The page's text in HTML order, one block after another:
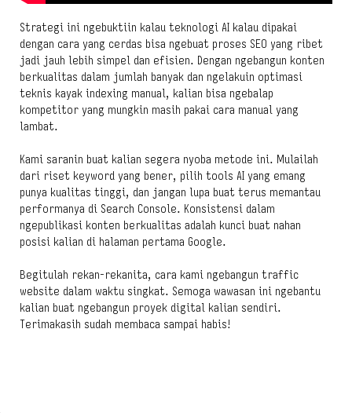
Strategi ini ngebuktiin kalau teknologi AI kalau dipakai
dengan cara yang cerdas bisa ngebuat proses SEO yang ribet
jadi jauh lebih simpel dan efisien. Dengan ngebangun konten
berkualitas dalam jumlah banyak dan ngelakuin optimasi
teknis kayak indexing manual, kalian bisa ngebalap
kompetitor yang mungkin masih pakai cara manual yang
lambat.
Kami saranin buat kalian segera nyoba metode ini. Mulailah
dari riset keyword yang bener, pilih tools AI yang emang
punya kualitas tinggi, dan jangan lupa buat terus memantau
performanya di Search Console. Konsistensi dalam
ngepublikasi konten berkualitas adalah kunci buat nahan
posisi kalian di halaman pertama Google.
Begitulah rekan-rekanita, cara kami ngebangun traffic
website dalam waktu singkat. Semoga wawasan ini ngebantu
kalian buat ngebangun proyek digital kalian sendiri.
Terimakasih sudah membaca sampai habis!